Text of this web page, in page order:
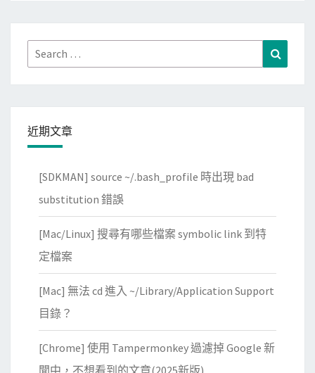
Search
for:
近期文章
[SDKMAN] source ~/.bash_profile 時出現 bad
substitution 錯誤
[Mac/Linux] 搜尋有哪些檔案 symbolic link 到特
定檔案
[Mac] 無法 cd 進入 ~/Library/Application Support
目錄？
[Chrome] 使用 Tampermonkey 過濾掉 Google 新